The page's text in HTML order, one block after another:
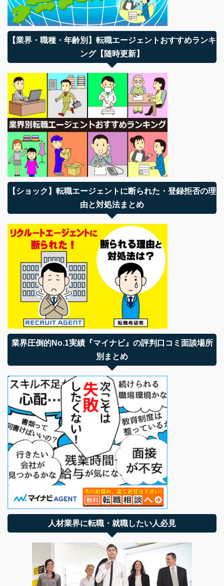
【業界・職種・年齢別】転職エージェントおすすめランキ
ング【随時更新】
【ショック】転職エージェントに断られた・登録拒否の理
由と対処法まとめ
業界圧倒的No.1実績『マイナビ』の評判口コミ面談場所
別まとめ
人材業界に転職・就職したい人必見